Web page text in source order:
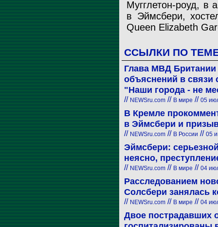
Мугглетон-роуд, в
в Эймсбери,
Queen Elizabeth
ССЫЛКИ ПО
Глава МВД Британии
объяснений в
"Наши города - не
// NEWSru.com // В мире // 05
В Кремле
в Эймсбери и
// NEWSru.com // В России // 05
Эймсбери:
неясно,
// NEWSru.com // В мире // 04
Расследованием
Солсбери занялась
// NEWSru.com // В мире // 04
Двое пострадавших